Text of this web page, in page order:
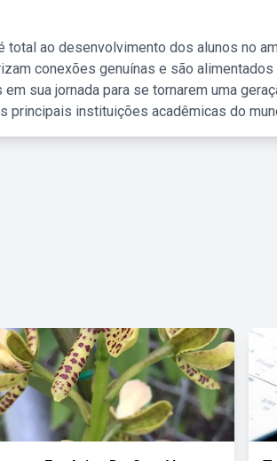
total ao desenvolvimento dos alunos no
conexões genuínas e são
sua jornada para se tornarem uma
principais instituições acadêmicas do